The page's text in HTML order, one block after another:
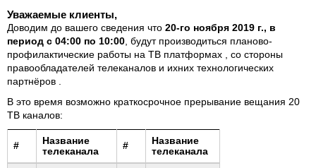
Уважаемые клиенты,
Доводим до вашего сведения что 20-го ноября 2019 г., в
период с 04:00 по 10:00 , будут производиться планово-
профилактические работы на ТВ платформах , со стороны
правообладателей телеканалов и ихних технологических
партнёров .
В это время возможно краткосрочное прерывание вещания 20
ТВ каналов:
#
Название
телеканала
#
Название
телеканала